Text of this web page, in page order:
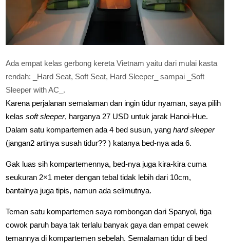
Ada empat kelas gerbong kereta Vietnam yaitu dari mulai kasta
rendah: _Hard Seat, Soft Seat, Hard Sleeper_ sampai _Soft
Sleeper with AC_.
Karena perjalanan semalaman dan ingin tidur nyaman, saya pilih
kelassoft sleeper, harganya 27 USD untuk jarak Hanoi-Hue.
Dalam satu kompartemen ada 4 bed susun, yanghard sleeper
(jangan2 artinya susah tidur?? ) katanya bed-nya ada 6.
Gak luas sih kompartemennya, bed-nya juga kira-kira cuma
seukuran 2×1 meter dengan tebal tidak lebih dari 10cm,
bantalnya juga tipis, namun ada selimutnya.
Teman satu kompartemen saya rombongan dari Spanyol, tiga
cowok paruh baya tak terlalu banyak gaya dan empat cewek
temannya di kompartemen sebelah. Semalaman tidur di bed